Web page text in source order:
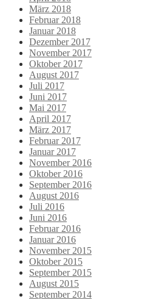
März 2018
Februar 2018
Januar 2018
Dezember 2017
November 2017
Oktober 2017
August 2017
Juli 2017
Juni 2017
Mai 2017
April 2017
März 2017
Februar 2017
Januar 2017
November 2016
Oktober 2016
September 2016
August 2016
Juli 2016
Juni 2016
Februar 2016
Januar 2016
November 2015
Oktober 2015
September 2015
August 2015
September 2014